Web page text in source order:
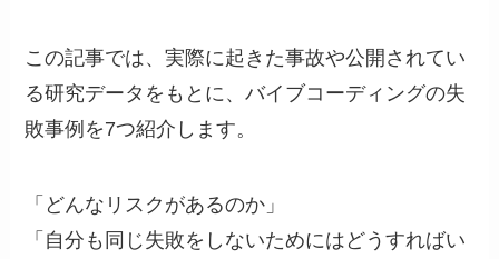
この記事では、実際に起きた事故や公開されてい
る研究データをもとに、バイブコーディングの失
敗事例を7つ紹介します。
「どんなリスクがあるのか」
「自分も同じ失敗をしないためにはどうすればい